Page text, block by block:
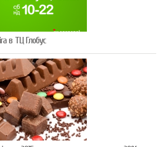
в ТЦ Глобус